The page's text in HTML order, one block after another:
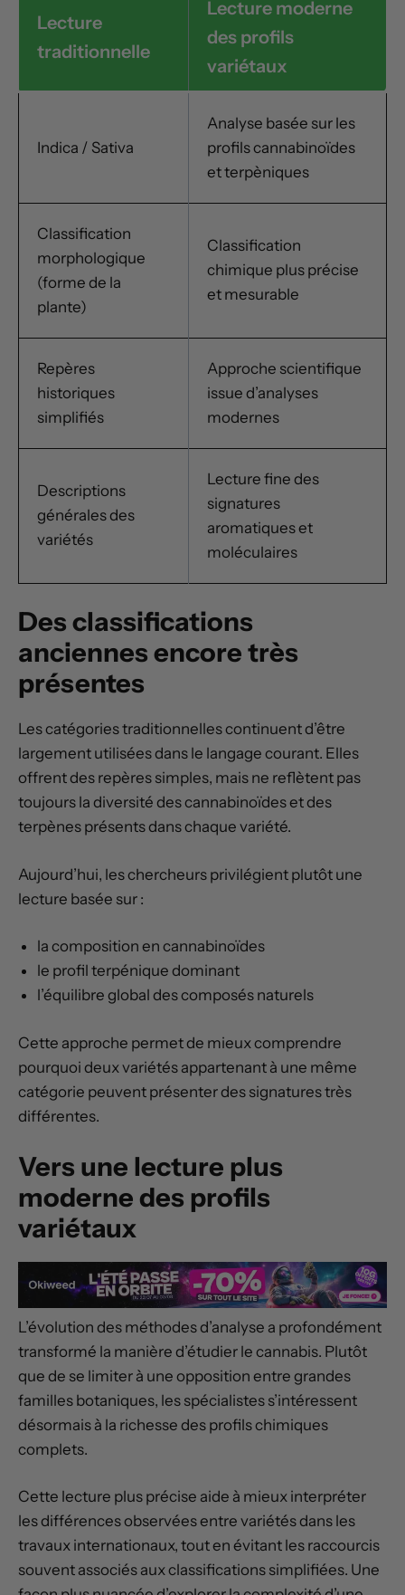
Lecture
traditionnelle
Lecture moderne
des profils
variétaux
Indica / Sativa
Analyse basée sur les
profils cannabinoïdes
et terpèniques
Classification
morphologique
(forme de la
plante)
Classification
chimique plus précise
et mesurable
Repères
historiques
simplifiés
Approche scientifique
issue d’analyses
modernes
Descriptions
générales des
variétés
Lecture fine des
signatures
aromatiques et
moléculaires
Des classifications
anciennes encore très
présentes
Les catégories traditionnelles continuent d’être
largement utilisées dans le langage courant. Elles
offrent des repères simples, mais ne reflètent pas
toujours la diversité des cannabinoïdes et des
terpènes présents dans chaque variété.
Aujourd’hui, les chercheurs privilégient plutôt une
lecture basée sur :
la composition en cannabinoïdes
le profil terpénique dominant
l’équilibre global des composés naturels
Cette approche permet de mieux comprendre
pourquoi deux variétés appartenant à une même
catégorie peuvent présenter des signatures très
différentes.
Vers une lecture plus
moderne des profils
variétaux
L’évolution des méthodes d’analyse a profondément
transformé la manière d’étudier le cannabis. Plutôt
que de se limiter à une opposition entre grandes
familles botaniques, les spécialistes s’intéressent
désormais à la richesse des profils chimiques
complets.
Cette lecture plus précise aide à mieux interpréter
les différences observées entre variétés dans les
travaux internationaux, tout en évitant les raccourcis
souvent associés aux classifications simplifiées. Une